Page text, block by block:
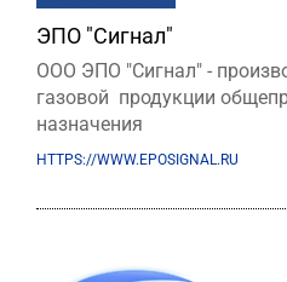
ЭПО "Сигнал"
ООО ЭПО "Сигнал" -
газовой продукции
назначения
HTTPS://WWW.EPOSIGNAL.RU